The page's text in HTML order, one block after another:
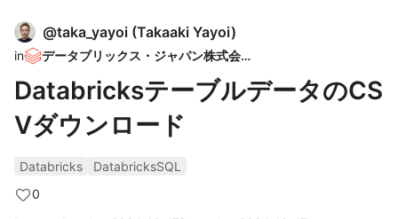
@taka_yayoi (Takaaki Yayoi)
in データブリックス・ジャパン株式会社
DatabricksテーブルデータのCS
Vダウンロード
Databricks
DatabricksSQL
0